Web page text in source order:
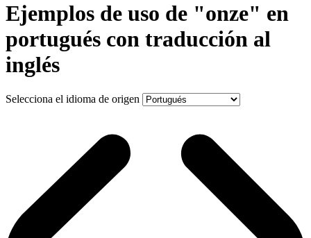
Ejemplos de uso de "onze" en
portugués con traducción al
inglés
Selecciona el idioma de origen